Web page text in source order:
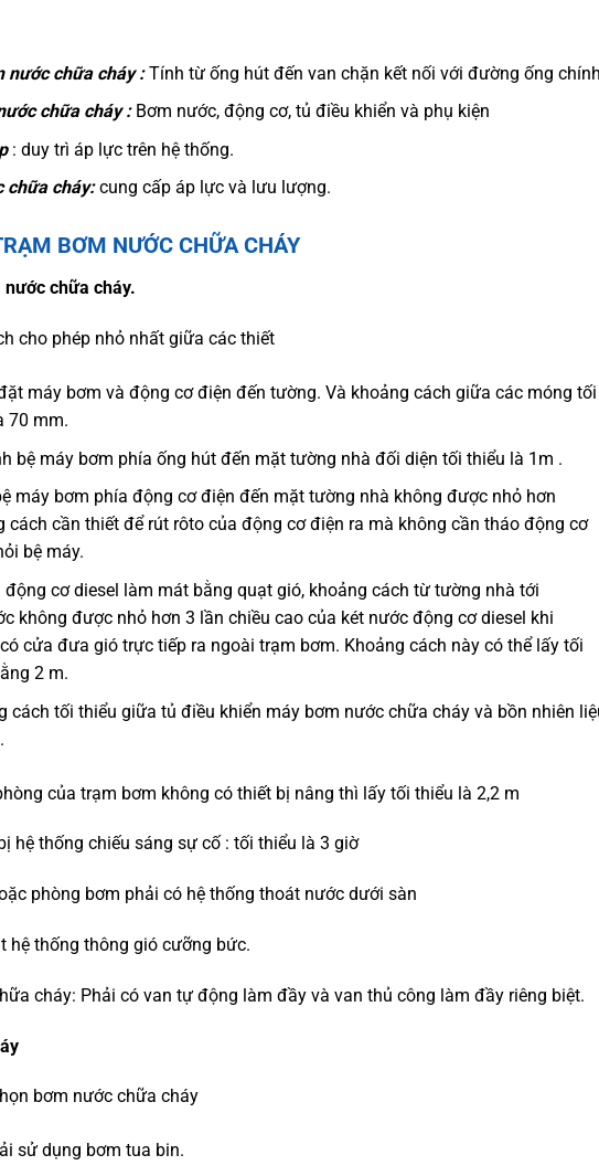
nước chữa cháy :Tính từ ống hút đến van chặn kết nối với đường ống
chữa cháy : Bơm nước, động cơ, tủ điều khiển và phụ kiện
: duy trì áp lực trên hệ thống.
chữa cháy:cung cấp áp lực và lưu lượng.
BƠM NƯỚC CHỮA CHÁY
chữa cháy.
cho phép nhỏ nhất giữa các thiết
máy bơm và động cơ điện đến tường. Và khoảng cách giữa các móng tối
70 mm.
bệ máy bơm phía ống hút đến mặt tường nhà đối diện tối thiểu là 1m .
máy bơm phía động cơ điện đến mặt tường nhà không được nhỏ hơn
cách cần thiết để rút rôto của động cơ điện ra mà không cần tháo động cơ
bệ máy.
cơ diesel làm mát bằng quạt gió, khoảng cách từ tường nhà tới
không được nhỏ hơn 3 lần chiều cao của két nước động cơ diesel khi
cửa đưa gió trực tiếp ra ngoài trạm bơm. Khoảng cách này có thể lấy tối
2 m.
cách tối thiểu giữa tủ điều khiển máy bơm nước chữa cháy và bồn nhiên
của trạm bơm không có thiết bị nâng thì lấy tối thiểu là 2,2 m
hệ thống chiếu sáng sự cố : tối thiểu là 3 giờ
phòng bơm phải có hệ thống thoát nước dưới sàn
hệ thống thông gió cưỡng bức.
cháy: Phải có van tự động làm đầy và van thủ công làm đầy riêng biệt.
bơm nước chữa cháy
sử dụng bơm tua bin.